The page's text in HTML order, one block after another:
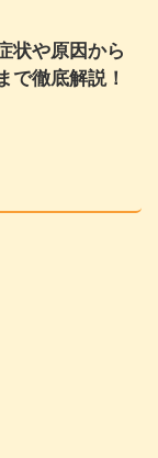
状や原因から
で徹底解説！